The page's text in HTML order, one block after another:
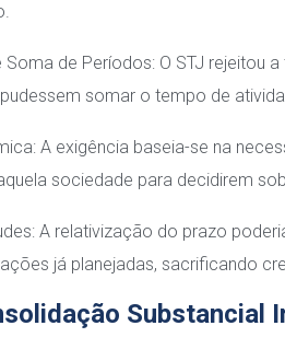
de Períodos: O STJ rejeitou
somar o tempo de
A exigência baseia-se na
sociedade para decidirem
A relativização do prazo
já planejadas, sacrificando
Substancial